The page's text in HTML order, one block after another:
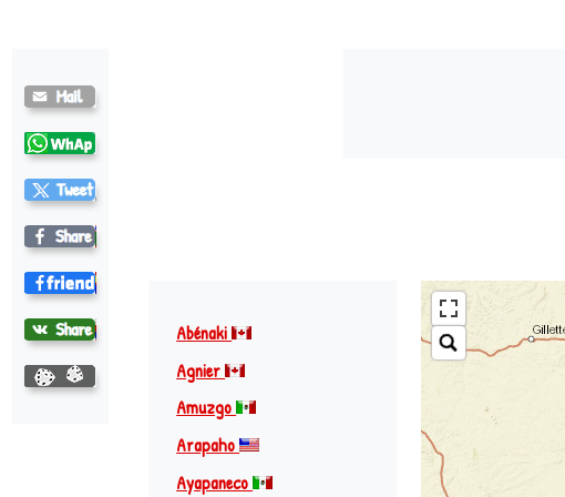
Abénaki
Agnier
Amuzgo
Arapaho
Ayapaneco